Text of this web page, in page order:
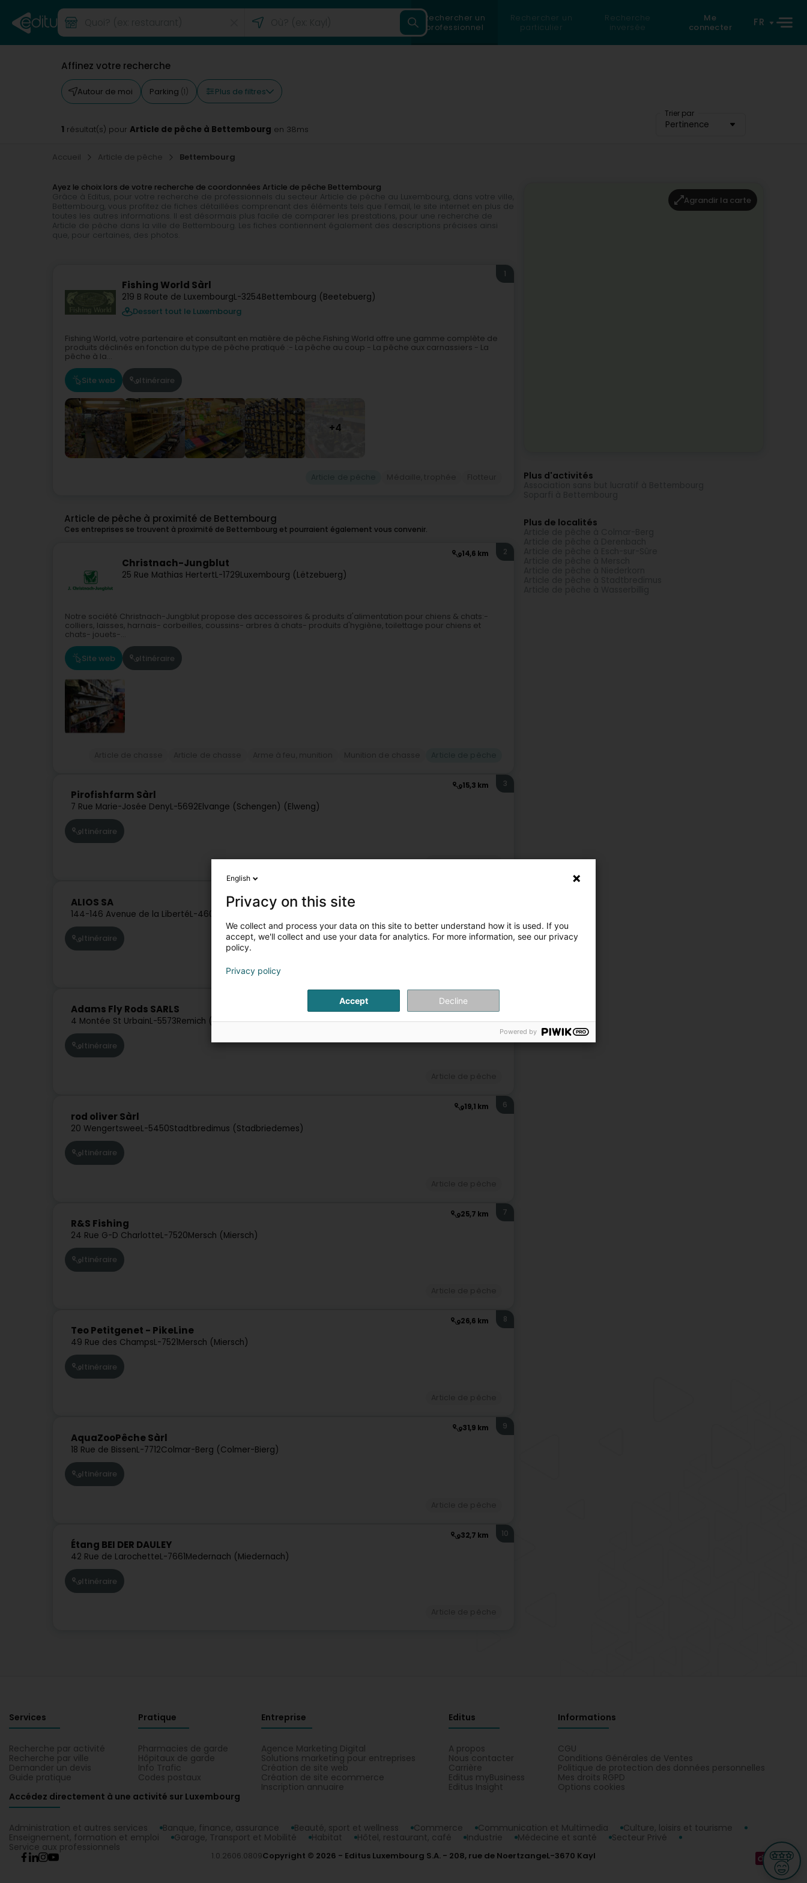
Rechercher un
professionnel
Rechercher un
particulier
Recherche
inversée
Me
connecter
FR
Affinez votre recherche
Autour de moi Parking (1) Plus de filtres
Trier par
Pertinence
1 résultat(s) pour Article de pêche à Bettembourg en 38ms
Accueil Article de pêche Bettembourg
Ayez le choix lors de votre recherche de coordonnées Article de pêche Bettembourg
Grâce à Editus, pour votre recherche de professionnels du secteur Article de pêche au Luxembourg, dans votre ville,
Bettembourg, vous profitez de fiches détaillées comprenant des éléments tels que l’email, le site internet en plus de
toutes les autres informations. Il est désormais plus facile de comparer les prestations, pour une recherche de
Article de pêche dans la ville de Bettembourg. Les fiches contiennent également des descriptions précises ainsi
que, pour certaines, des photos.
Fishing World Sàrl
219 B Route de LuxembourgL-3254Bettembourg (Beetebuerg)
Dessert tout le Luxembourg
1
Fishing World, votre partenaire et consultant en matière de pêche.Fishing World offre une gamme complète de
produits déclinés en fonction du type de pêche pratiqué :- La pêche au coup - La pêche aux carnassiers - La
pêche à la...
Site web Itinéraire
+4
Article de pêche à proximité de Bettembourg
Ces entreprises se trouvent à proximité de Bettembourg et pourraient également vous convenir.
14,6 km
Christnach-Jungblut
25 Rue Mathias HertertL-1729Luxembourg (Lëtzebuerg)
2
Notre société Christnach-Jungblut propose des accessoires & produits d'alimentation pour chiens & chats:-
colliers, laisses, harnais- corbeilles, coussins- arbres à chats- produits d'hygiène, toilettage pour chiens et
chats- jouets-...
Site web Itinéraire
15,3 km
Pirofishfarm Sàrl
7 Rue Marie-Josée DenyL-5692Elvange (Schengen) (Elweng)
3
Itinéraire
Article de pêche
ALIOS SA
144-146 Avenue de la LibertéL-4602
Itinéraire
18,8 km
Adams Fly Rods SARLS
4 Montée St UrbainL-5573Remich (Réimech)
Itinéraire
19,1 km
rod oliver Sàrl
20 WengertsweeL-5450Stadtbredimus (Stadbriedemes)
6
Itinéraire
25,7 km
R&S Fishing
24 Rue G-D CharlotteL-7520Mersch (Miersch)
7
Itinéraire
26,6 km
Teo Petitgenet - PikeLine
49 Rue des ChampsL-7521Mersch (Miersch)
8
Itinéraire
31,9 km
AquaZooPêche Sàrl
18 Rue de BissenL-7712Colmar-Berg (Colmer-Bierg)
9
Itinéraire
32,7 km
Étang BEI DER DAULEY
42 Rue de LarochetteL-7661Medernach (Miedernach)
10
Itinéraire
Agrandir la carte
Plus d'activités
Plus de localités
Services
Recherche par activité
Recherche par ville
Demander un devis
Guide pratique
Pratique
Pharmacies de garde
Hôpitaux de garde
Info Trafic
Codes postaux
Entreprise
Agence Marketing Digital
Solutions marketing pour entreprises
Création de site web
Création de site ecommerce
Inscription annuaire
Editus
A propos
Nous contacter
Carrière
Editus myBusiness
Editus Insight
Informations
CGU
Conditions Générales de Ventes
Politique de protection des données personnelles
Mes droits RGPD
Options cookies
Accédez directement à une activité sur Luxembourg
Administration et autres services Banque, finance, assurance Beauté, sport et wellness Commerce Communication et Multimedia
Culture, loisirs et tourisme
Enseignement, formation et emploi
Garage, Transport et Mobilité Habitat Hôtel, restaurant, café Industrie Médecine et santé
Secteur Privé
Service aux professionnels
1.0.2606.0809Copyright © 2026 Editus Luxembourg S.A. 208, rue de NoertzangeL-3670 Kayl
English
Privacy on this site
We collect and process your data on this site to better understand how it is used. If you
accept, we'll collect and use your data for analytics. For more information, see our privacy
policy.
Privacy policy
Accept Decline
Powered by